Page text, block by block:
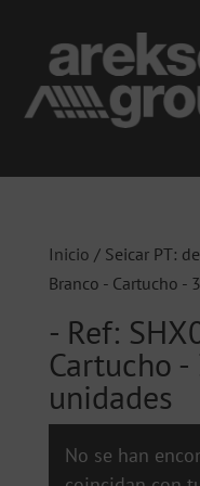
Inicio / Seicar PT:
Branco - Cartucho -
- Ref:
Cartucho
unidades
No se han